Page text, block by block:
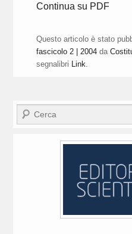
Continua su PDF
Questo articolo è stato
fascicolo 2 | 2004 da
segnalibri
Link
Cerca